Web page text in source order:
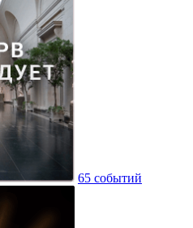
65 событий